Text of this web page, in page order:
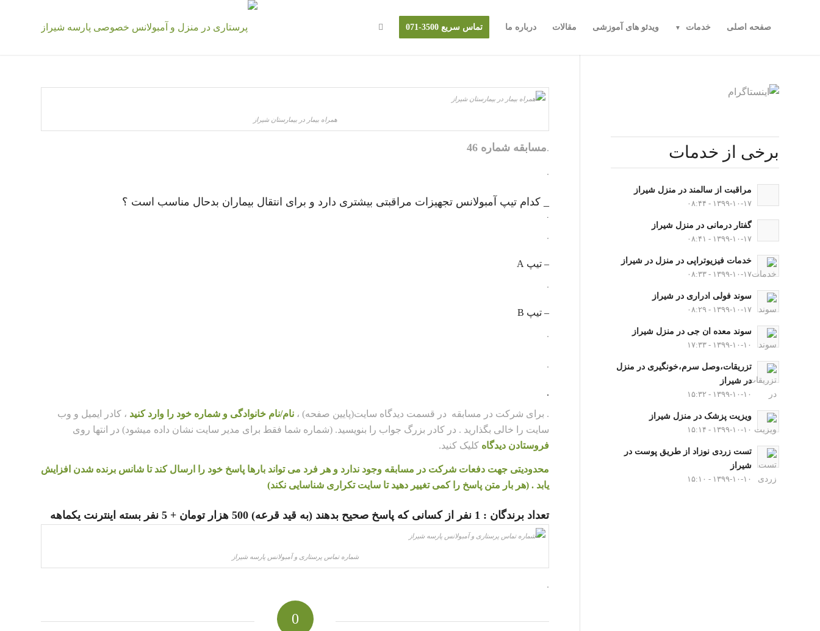
صفحه اصلی خدمات ویدئو های آموزشی مقالات درباره ما تماس سریع 3500-071
همراه بیمار در بیمارستان شیراز
.مسابقه شماره 46
.
_ کدام تیپ آمبولانس تجهیزات مراقبتی بیشتری دارد و برای انتقال بیماران بدحال مناسب است ؟
.
.
– تیپ A
.
– تیپ B
.
.
.
. برای شرکت در مسابقه در قسمت دیدگاه سایت(پایین صفحه) ، نام/نام خانوادگی و شماره خود را وارد کنید ، کادر ایمیل و وب
سایت را خالی بگذارید . در کادر بزرگ جواب را بنویسید. (شماره شما فقط برای مدیر سایت نشان داده میشود) در انتها روی
فروستادن دیدگاه کلیک کنید.
محدودیتی جهت دفعات شرکت در مسابقه وجود ندارد و هر فرد می تواند بارها پاسخ خود را ارسال کند تا شانس برنده شدن افزایش
یابد . (هر بار متن پاسخ را کمی تغییر دهید تا سایت تکراری شناسایی نکند)
تعداد برندگان : 1 نفر از کسانی که پاسخ صحیح بدهند (به قید قرعه) 500 هزار تومان + 5 نفر بسته اینترنت یکماهه
شماره تماس پرستاری و آمبولانس پارسه شیراز
.
0
برخی از خدمات
مراقبت از سالمند در منزل شیراز
۱۳۹۹-۱۰-۱۷ - ۰۸:۴۴
گفتار درمانی در منزل شیراز
۱۳۹۹-۱۰-۱۷ - ۰۸:۴۱
خدمات فیزیوتراپی در منزل در شیراز
۱۳۹۹-۱۰-۱۷ - ۰۸:۳۳
سوند فولی ادراری در شیراز
۱۳۹۹-۱۰-۱۷ - ۰۸:۲۹
سوند معده ان جی در منزل شیراز
۱۳۹۹-۱۰-۱۰ - ۱۷:۳۳
تزریقات،وصل سرم،خونگیری در منزل
در شیراز
۱۳۹۹-۱۰-۱۰ - ۱۵:۳۲
ویزیت پزشک در منزل شیراز
۱۳۹۹-۱۰-۱۰ - ۱۵:۱۴
تست زردی نوزاد از طریق پوست در
شیراز
۱۳۹۹-۱۰-۱۰ - ۱۵:۱۰